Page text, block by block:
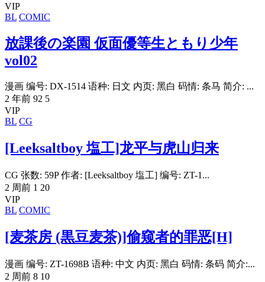
VIP
BL COMIC
放課後の楽園 仮面優等生ともり少年
vol02
漫画 编号: DX-1514 语种: 日文 内页: 黑白 码情: 条马 简介: ...
2 年前 92 5
VIP
BL CG
[Leeksaltboy 塩工]龙平与虎山归来
CG 张数: 59P 作者: [Leeksaltboy 塩工] 编号: ZT-1...
2 周前 1 20
VIP
BL COMIC
[麦茶房 (黒豆麦茶)]偷窥者的罪恶[H]
漫画 编号: ZT-1698B 语种: 中文 内页: 黑白 码情: 条码 简介:...
2 周前 8 10